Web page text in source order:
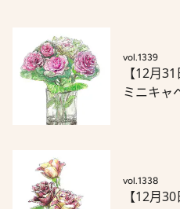
vol.1339
【12月
ミニキャ
vol.1338
【12月